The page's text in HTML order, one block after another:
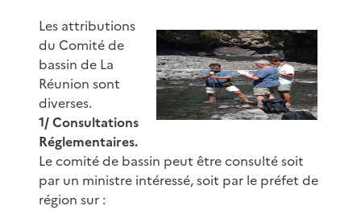
Les attributions
du Comité de
bassin de La
Réunion sont
diverses.
1/ Consultations
Réglementaires.
Le comité de bassin peut être consulté soit
par un ministre intéressé, soit par le préfet de
région sur :